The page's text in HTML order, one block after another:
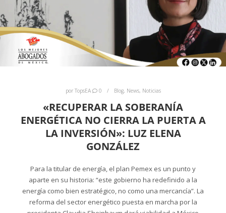
por TopsEA 0 Blog, News, Noticias
«RECUPERAR LA SOBERANÍA
ENERGÉTICA NO CIERRA LA PUERTA A
LA INVERSIÓN»: LUZ ELENA
GONZÁLEZ
Para la titular de energía, el plan Pemex es un punto y
aparte en su historia: “este gobierno ha redefinido a la
energía como bien estratégico, no como una mercancía”. La
reforma del sector energético puesta en marcha por la